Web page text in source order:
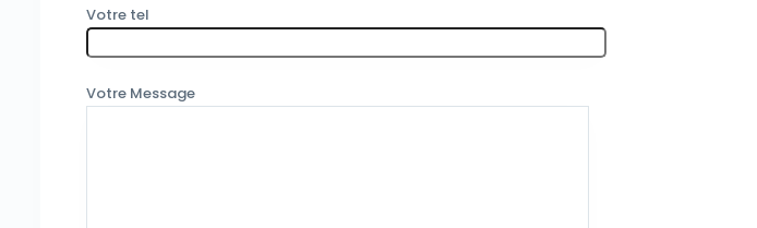
Votre tel
Votre Message